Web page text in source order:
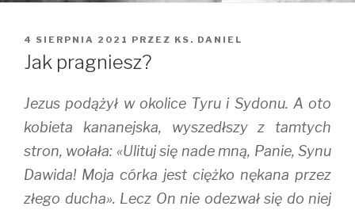
OPUBLIKOWANE
W
4 SIERPNIA 2021 PRZEZ KS. DANIEL
Jak pragniesz?
Jezus podążył w okolice Tyru i Sydonu. A oto
kobieta kananejska, wyszedłszy z tamtych
stron, wołała: «Ulituj się nade mną, Panie, Synu
Dawida! Moja córka jest ciężko nękana przez
złego ducha». Lecz On nie odezwał się do niej